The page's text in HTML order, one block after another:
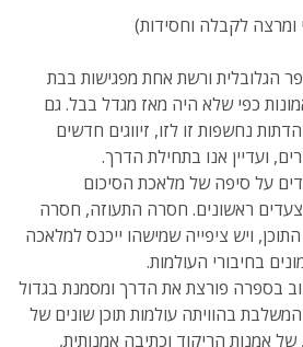
ומרצה לקבלה וחסידות)
הגלובלית ורשת אחת מפגישות בבת
כפי שלא היה מאז מגדל בבל. גם
נחשפות זו לזו, זיווגים חדשים
ועדיין אנו בתחילת הדרך.
על סיפה של מלאכת הסיכום
צעדים ראשונים. חסרה התעוזה, חסרה
ויש ציפייה שמישהו ייכנס למלאכה
בחיבורי העולמות.
בספרה פורצת את הדרך ומסמנת בגדול
בהוויתה עולמות תוכן שונים של
של אמנות הריקוד וכתיבה אמנותית,